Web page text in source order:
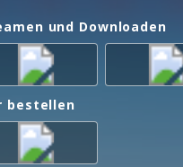
und Downloaden
bestellen